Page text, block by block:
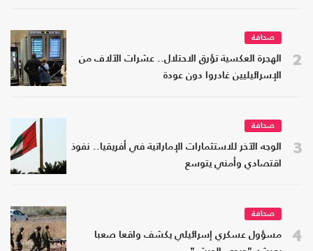
2
صحافة
الهجرة العكسية تؤرق الاحتلال.. عشرات الآلاف من
الإسرائيليين غادروا دون عودة
3
صحافة
الوجه الآخر للاستثمارات الإماراتية في أفريقيا.. نفوذ
اقتصادي وأمني يتوسع
4
صحافة
مسؤول عسكري إسرائيلي يكشف واقعا صعبا